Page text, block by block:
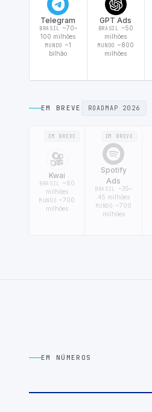
Telegram
BRASIL ~70–
100 milhões
MUNDO ~1
bilhão
GPT Ads
BRASIL ~50
milhões
MUNDO ~800
milhões
EM BREVE ROADMAP 2026
EM BREVE
Kwai
BRASIL
~60
milhões
MUNDO ~700
milhões
EM BREVE
Spotify
Ads
BRASIL
~35–
45 milhões
MUNDO ~700
milhões
EM NÚMEROS